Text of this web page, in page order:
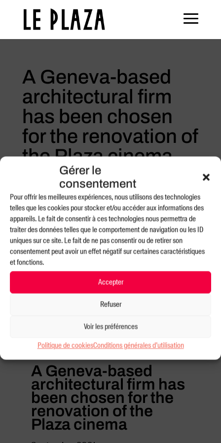
Gérer le
consentement
Pour offrir les meilleures expériences, nous utilisons des technologies
telles que les cookies pour stocker et/ou accéder aux informations des
appareils. Le fait de consentir à ces technologies nous permettra de
traiter des données telles que le comportement de navigation ou les ID
uniques sur ce site. Le fait de ne pas consentir ou de retirer son
consentement peut avoir un effet négatif sur certaines caractéristiques
et fonctions.
Accepter
Refuser
Voir les préférences
Politique de cookiesConditions générales d’utilisation
A Geneva-based
architectural firm
has been chosen
for the renovation of
the Plaza cinema
A Geneva-based
architectural firm has
been chosen for the
renovation of the
Plaza cinema